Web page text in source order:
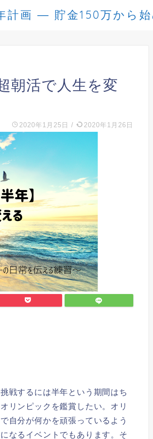
計画 ― 貯金150万から
朝活で人生を変
2020年1月25日 / 2020年1月26日
戦するには半年という期間はち
リンピックを鑑賞したい。オリ
自分が何かを頑張っているよう
なるイベントでもあります。そ